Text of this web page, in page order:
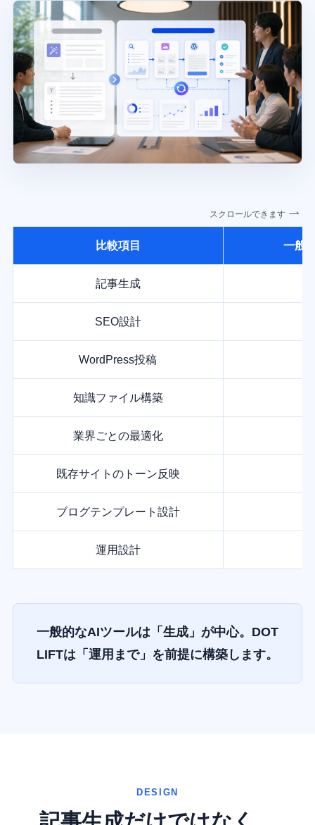
スクロールできます
比較項目 一般
記事生成
SEO設計
WordPress投稿
知識ファイル構築
業界ごとの最適化
既存サイトのトーン反映
ブログテンプレート設計
運用設計
一般的なAIツールは「生成」が中心。DOT
LIFTは「運用まで」を前提に構築します。
DESIGN